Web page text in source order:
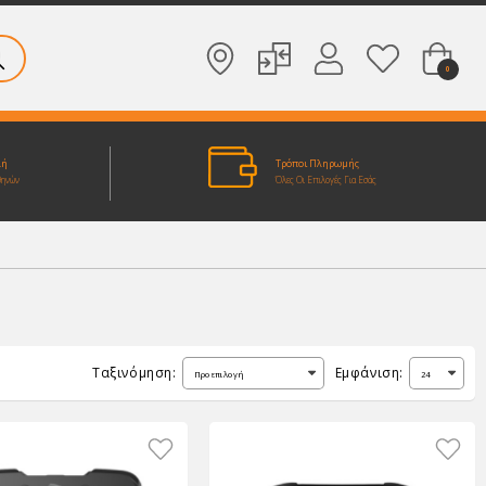
0
Τρόποι Πληρωμής
Όλες Οι Επιλογές Για Εσάς
Ταξινόμηση: Εμφάνιση: